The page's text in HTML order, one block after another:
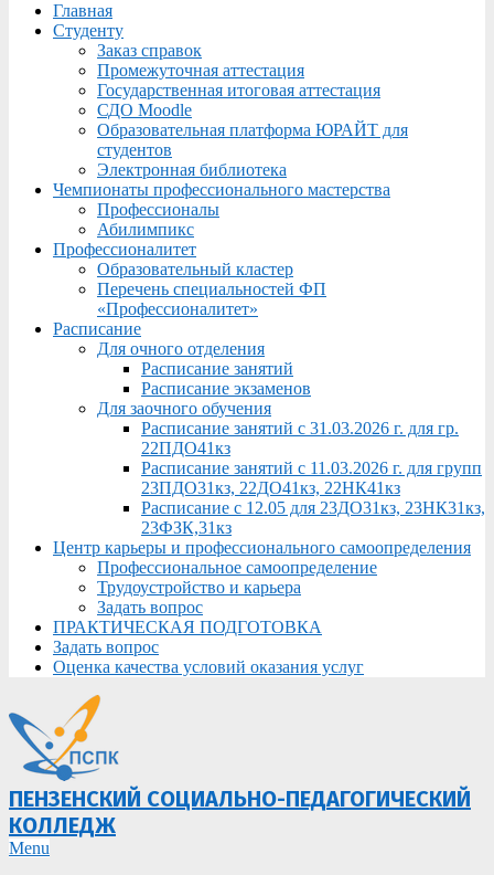
Menu
Главная
Студенту
Заказ справок
Промежуточная аттестация
Государственная итоговая аттестация
СДО Moodle
Образовательная платформа ЮРАЙТ для
студентов
Электронная библиотека
Чемпионаты профессионального мастерства
Профессионалы
Абилимпикс
Профессионалитет
Образовательный кластер
Перечень специальностей ФП
«Профессионалитет»
Расписание
Для очного отделения
Расписание занятий
Расписание экзаменов
Для заочного обучения
Расписание занятий с 31.03.2026 г. для гр.
22ПДО41кз
Расписание занятий с 11.03.2026 г. для групп
23ПДО31кз, 22ДО41кз, 22НК41кз
Расписание с 12.05 для 23ДО31кз, 23НК31кз,
23ФЗК,31кз
Центр карьеры и профессионального самоопределения
Профессиональное самоопределение
Трудоустройство и карьера
Задать вопрос
ПРАКТИЧЕСКАЯ ПОДГОТОВКА
Задать вопрос
Оценка качества условий оказания услуг
ПЕНЗЕНСКИЙ СОЦИАЛЬНО-ПЕДАГОГИЧЕСКИЙ
КОЛЛЕДЖ
Primary
Menu